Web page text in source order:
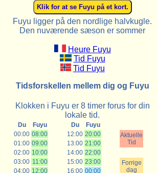
Fuyu ligger på den nordlige halvkugle.
Den nuværende sæson er sommer
Heure Fuyu
Tid Fuyu
Tid Fuyu
Tidsforskellen mellem dig og Fuyu
Klokken i Fuyu er 8 timer forus for din
lokale tid.
Du Fuyu Du
Fuyu
00:00 08:00 12:00 20:00
Aktuelle
Tid
01:00 09:00 13:00 21:00
02:00 10:00 14:00 22:00
03:00 11:00 15:00 23:00
Forrige
dag
04:00 12:00 16:00 00:00